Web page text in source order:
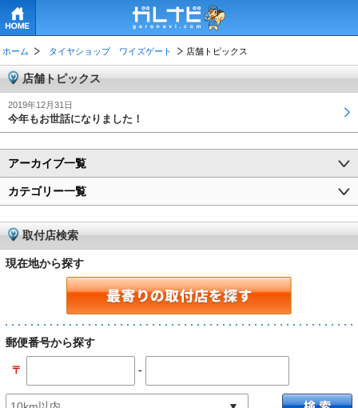
ホーム タイヤショップ ワイズゲート 店舗トピックス
店舗トピックス
2019年12月31日
今年もお世話になりました！
アーカイブ一覧
カテゴリー一覧
取付店検索
現在地から探す
郵便番号から探す
〒 -